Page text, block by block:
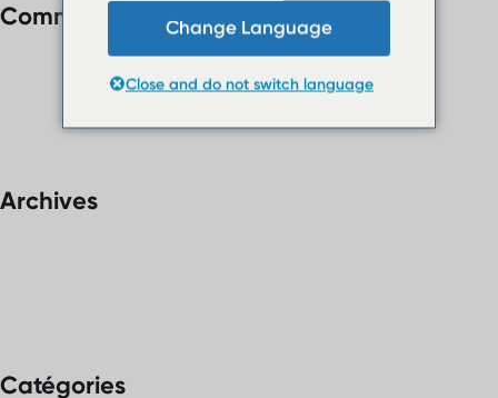
› FAQ
Contact
Ombrières
Téléchargements
› FAQ
Commentaires récents
Archives
Catégories
Change Language
Close and do not switch language